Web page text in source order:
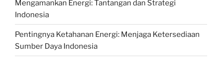
Mengamankan Energi: Tantangan dan Strategi
Indonesia
Pentingnya Ketahanan Energi: Menjaga Ketersediaan
Sumber Daya Indonesia